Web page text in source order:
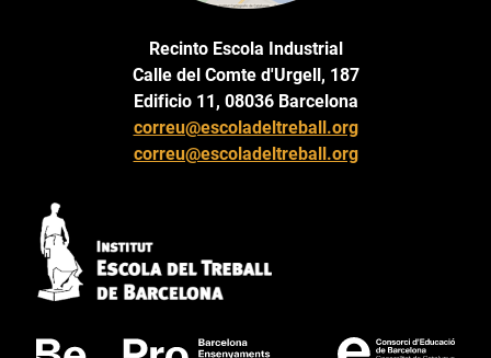
Recinto Escola Industrial
Calle del Comte d'Urgell, 187
Edificio 11, 08036 Barcelona
correu@escoladeltreball.org
correu@escoladeltreball.org